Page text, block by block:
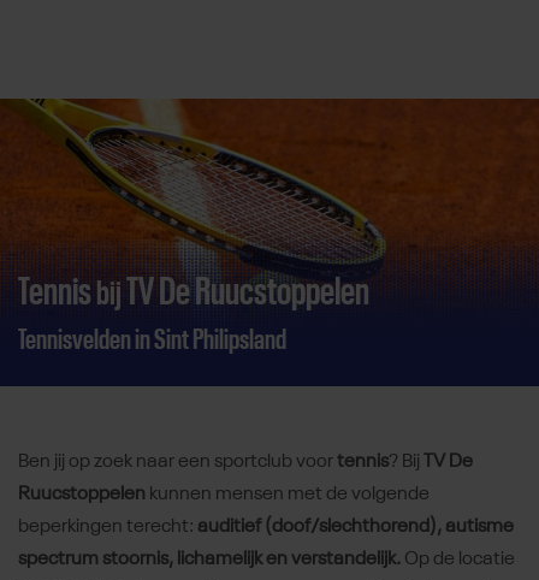
Direct door naar content
Tennis bijTV De Ruucstoppelen
Tennisvelden in Sint Philipsland
Ben jij op zoek naar een sportclub voortennis? Bij
TV De
Ruucstoppelen kunnen mensen met de volgende
beperkingen terecht: auditief (doof/slechthorend), autisme
spectrum stoornis, lichamelijk en verstandelijk. Op de locatie